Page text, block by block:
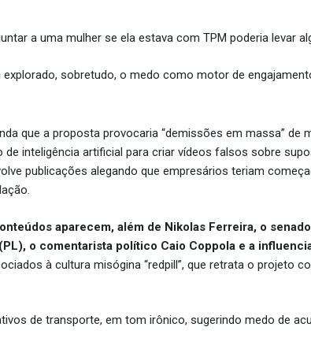
a uma mulher se ela estava com TPM poderia levar
sobretudo, o medo como motor de
que a proposta provocaria “demissões em massa” de
inteligência artificial para criar vídeos falsos sobre
publicações alegando que empresários teriam
aparecem, além de Nikolas Ferreira, o
o comentarista político Caio Coppola e a
à cultura misógina “redpill”, que retrata o projeto
de transporte, em tom irônico, sugerindo medo de